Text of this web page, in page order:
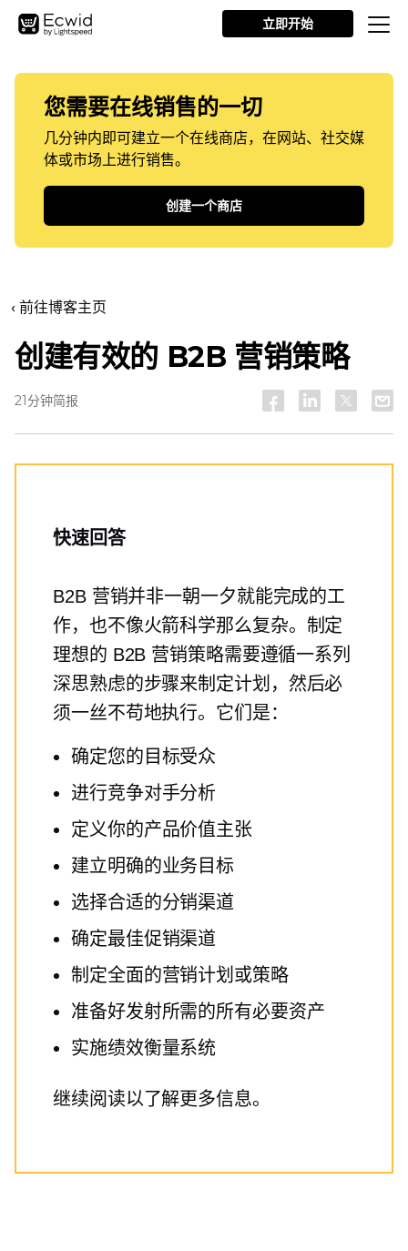
立即开始
您需要在线销售的一切
几分钟内即可建立一个在线商店，在网站、社交媒
体或市场上进行销售。
创建一个商店
‹ 前往博客主页
创建有效的 B2B 营销策略
21分钟简报
快速回答
B2B 营销并非一朝一夕就能完成的工
作，也不像火箭科学那么复杂。制定
理想的 B2B 营销策略需要遵循一系列
深思熟虑的步骤来制定计划，然后必
须一丝不苟地执行。它们是：
确定您的目标受众
进行竞争对手分析
定义你的产品价值主张
建立明确的业务目标
选择合适的分销渠道
确定最佳促销渠道
制定全面的营销计划或策略
准备好发射所需的所有必要资产
实施绩效衡量系统
继续阅读以了解更多信息。